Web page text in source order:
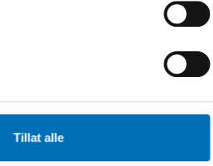
Tillat alle